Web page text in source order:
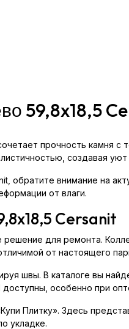
59,8x18,5
прочность камня с
создавая
внимание на
от влаги.
Cersanit
для ремонта.
от настоящего
швы. В каталоге вы
особенно при
Плитку». Здесь
укладке.